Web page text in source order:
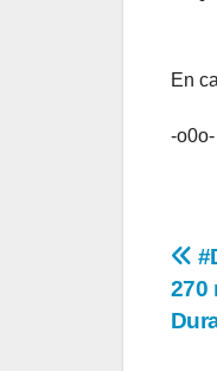
En
-o0o-
de
270